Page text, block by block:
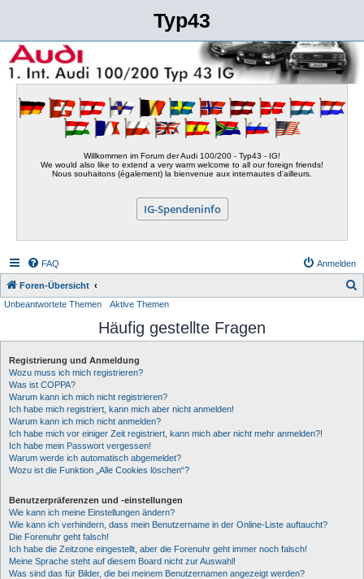
Typ43
Willkommen im Forum der Audi 100/200 - Typ43 - IG!
We would also like to extend a very warm welcome to all our foreign friends!
Nous souhaitons (également) la bienvenue aux internautes d'ailleurs.
IG-Spendeninfo
FAQ Anmelden
Foren-Übersicht
h
Unbeantwortete Themen Aktive Themen
Häufig gestellte Fragen
Registrierung und Anmeldung
Wozu muss ich mich registrieren?
Was ist COPPA?
Warum kann ich mich nicht registrieren?
Ich habe mich registriert, kann mich aber nicht anmelden!
Warum kann ich mich nicht anmelden?
Ich habe mich vor einiger Zeit registriert, kann mich aber nicht mehr anmelden?!
Ich habe mein Passwort vergessen!
Warum werde ich automatisch abgemeldet?
Wozu ist die Funktion „Alle Cookies löschen“?
Benutzerpräferenzen und -einstellungen
Wie kann ich meine Einstellungen ändern?
Wie kann ich verhindern, dass mein Benutzername in der Online-Liste auftaucht?
Die Forenuhr geht falsch!
Ich habe die Zeitzone eingestellt, aber die Forenuhr geht immer noch falsch!
Meine Sprache steht auf diesem Board nicht zur Auswahl!
Was sind das für Bilder, die bei meinem Benutzernamen angezeigt werden?